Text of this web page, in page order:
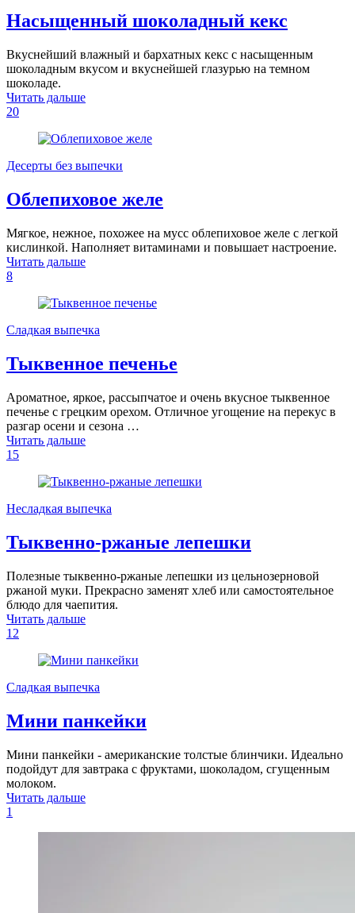
Насыщенный шоколадный кекс
Вкуснейший влажный и бархатных кекс с насыщенным
шоколадным вкусом и вкуснейшей глазурью на темном
шоколаде.
Читать дальше
20
Десерты без выпечки
Облепиховое желе
Мягкое, нежное, похожее на мусс облепиховое желе с легкой
кислинкой. Наполняет витаминами и повышает настроение.
Читать дальше
8
Сладкая выпечка
Тыквенное печенье
Ароматное, яркое, рассыпчатое и очень вкусное тыквенное
печенье с грецким орехом. Отличное угощение на перекус в
разгар осени и сезона …
Читать дальше
15
Несладкая выпечка
Тыквенно-ржаные лепешки
Полезные тыквенно-ржаные лепешки из цельнозерновой
ржаной муки. Прекрасно заменят хлеб или самостоятельное
блюдо для чаепития.
Читать дальше
12
Сладкая выпечка
Мини панкейки
Мини панкейки - американские толстые блинчики. Идеально
подойдут для завтрака с фруктами, шоколадом, сгущенным
молоком.
Читать дальше
1